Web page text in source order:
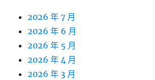
2026 年 7 月
2026 年 6 月
2026 年 5 月
2026 年 4 月
2026 年 3 月